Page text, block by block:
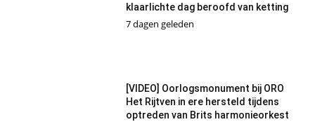
klaarlichte dag beroofd van ketting
7 dagen geleden
[VIDEO] Oorlogsmonument bij ORO
Het Rijtven in ere hersteld tijdens
optreden van Brits harmonieorkest